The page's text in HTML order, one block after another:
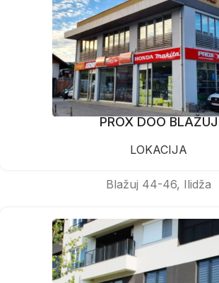
PROX DOO BLAŽUJ
LOKACIJA
Blažuj 44-46, Ilidža